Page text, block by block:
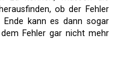
ob der Fehler
kann es dann sogar
Fehler gar nicht mehr